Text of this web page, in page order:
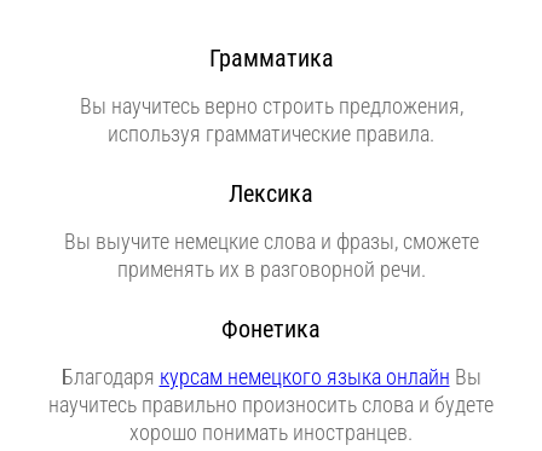
Грамматика
Вы научитесь верно строить предложения,
используя грамматические правила.
Лексика
Вы выучите немецкие слова и фразы, сможете
применять их в разговорной речи.
Фонетика
Благодаря курсам немецкого языка онлайн Вы
научитесь правильно произносить слова и будете
хорошо понимать иностранцев.